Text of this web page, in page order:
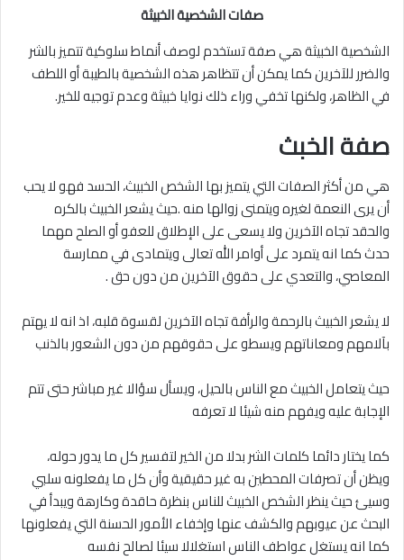
صفات الشخصية الخبيثة
الشخصية الخبيثة هي صفة تستخدم لوصف أنماط سلوكية تتميز بالشر
والضرر للآخرين كما يمكن أن تتظاهر هذه الشخصية بالطيبة أو اللطف
في الظاهر، ولكنها تخفي وراء ذلك نوايا خبيثة وعدم توجيه للخير.
صفة الخبث
هي من أكثر الصفات التي يتميز بها الشخص الخبيث، الحسد فهو لا يحب
أن يرى النعمة لغيره ويتمنى زوالها منه .حيث يشعر الخبيث بالكره
والحقد تجاه الآخرين ولا يسعى على الإطلاق للعفو أو الصلح مهما
حدث كما انه يتمرد على أوامر الله تعالى ويتمادى في ممارسة
المعاصي، والتعدي على حقوق الآخرين من دون حق .
لا يشعر الخبيث بالرحمة والرأفة تجاه الآخرين لقسوة قلبه، اذ انه لا يهتم
بآلامهم ومعاناتهم ويسطو على حقوقهم من دون الشعور بالذنب
حيث يتعامل الخبيث مع الناس بالحيل، ويسأل سؤالا غير مباشر حتى تتم
الإجابة عليه ويفهم منه شيئا لا تعرفه
كما يختار دائما كلمات الشر بدلا من الخير لتفسير كل ما يدور حوله،
ويظن أن تصرفات المحطين به غیر حقيقية وأن كل ما يفعلونه سلبي
وسيئ حيث ينظر الشخص الخبيث للناس بنظرة حاقدة وكارهة ويبدأ في
البحث عن عيوبهم والكشف عنها وإخفاء الأمور الحسنة التي يفعلونها
كما انه يستغل عواطف الناس استغلالا سيئا لصالح نفسه